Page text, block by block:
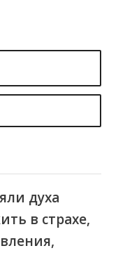
духа
в страхе,